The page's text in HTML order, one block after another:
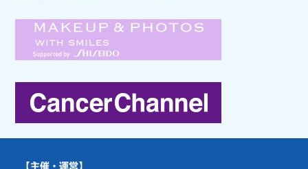
【主催・運営】